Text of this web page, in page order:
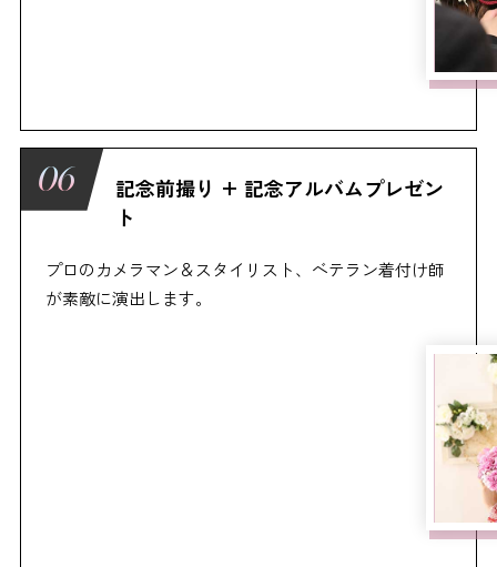
記念前撮り + 記念アルバムプレゼン
ト
プロのカメラマン＆スタイリスト、ベテラン着付け師
が素敵に演出します。